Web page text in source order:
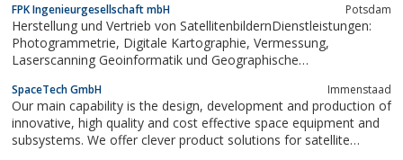
FPK Ingenieurgesellschaft mbH Potsdam
Herstellung und Vertrieb von SatellitenbildernDienstleistungen:
Photogrammetrie, Digitale Kartographie, Vermessung,
Laserscanning Geoinformatik und Geographische
Geodaten
SpaceTech GmbH Immenstaad
Our main capability is the design, development and production of
innovative, high quality and cost effective space equipment and
subsystems. We offer clever product solutions for satellite